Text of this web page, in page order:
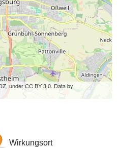
under CC BY 3.0. Data by
Wirkungsort